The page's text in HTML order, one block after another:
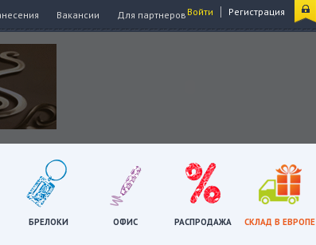
Вакансии Для партнеров Войти | Регистрация
БРЕЛОКИ ОФИС РАСПРОДАЖА СКЛАД В ЕВРОПЕ